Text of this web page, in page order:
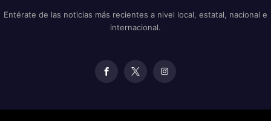
Entérate de las noticias más recientes a nivel local, estatal, nacional e
internacional.